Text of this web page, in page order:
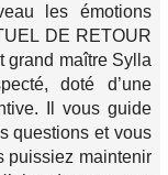
les émotions
DE RETOUR
grand maître Sylla
doté d’une
Il vous guide
questions et vous
puissiez maintenir